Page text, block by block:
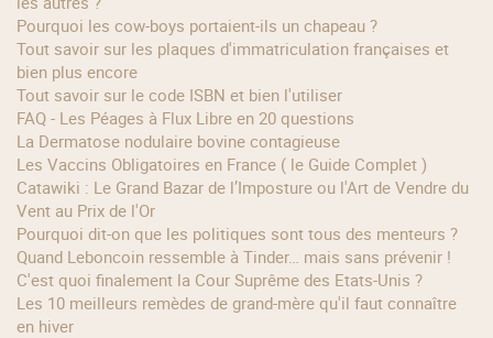
Pourquoi les cow‑boys portaient‑ils un chapeau ?
Tout savoir sur les plaques d'immatriculation françaises et
bien plus encore
Tout savoir sur le code ISBN et bien l'utiliser
FAQ - Les Péages à Flux Libre en 20 questions
La Dermatose nodulaire bovine contagieuse
Les Vaccins Obligatoires en France ( le Guide Complet )
Catawiki : Le Grand Bazar de l’Imposture ou l'Art de Vendre du
Vent au Prix de l'Or
Pourquoi dit-on que les politiques sont tous des menteurs ?
Quand Leboncoin ressemble à Tinder… mais sans prévenir !
C'est quoi finalement la Cour Suprême des Etats-Unis ?
Les 10 meilleurs remèdes de grand-mère qu'il faut connaître
en hiver